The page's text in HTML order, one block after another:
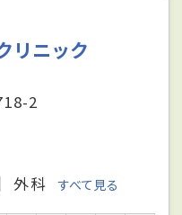
リニック
2
外科 すべて見る